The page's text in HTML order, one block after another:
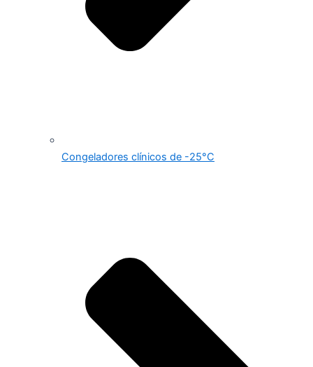
Congeladores clínicos de -25°C